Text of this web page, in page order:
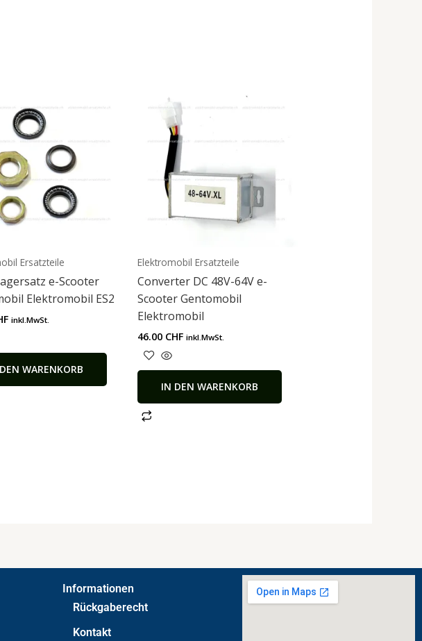
Ersatzteile
e-Scooter
Elektromobil ES2
inkl.MwSt.
WARENKORB
Elektromobil Ersatzteile
Converter DC 48V-64V e-
Scooter Gentomobil
Elektromobil
46.00 CHF inkl.MwSt.
IN DEN WARENKORB
Informationen
Rückgaberecht
Kontakt